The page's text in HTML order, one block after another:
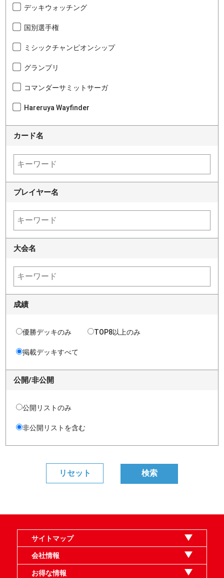
デッキウォッチング
国別選手権
ミシックチャンピオンシップ
グランプリ
コマンダーサミットサーガ
Hareruya Wayfinder
カード名
プレイヤー名
大会名
成績
優勝デッキのみ TOP8以上のみ
掲載デッキすべて
公開/非公開
公開リストのみ
非公開リストを含む
サイトマップ
オンラインショップ
買取
記事
選手一覧
デッキ検索
デッキ構築
イベント・大会
店舗のご案内
お問い合わせ
ヘルプ
FAQ
会社情報
利用規約
スタッフ募集
特定商取引法表示
個人情報保護指針
企業情報
お得な情報